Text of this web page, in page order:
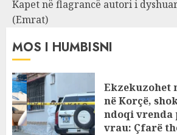
Kapet në flagrancë autori i
(Emrat)
MOS I HUMBISNI
Ekzekuzohet
në Korçë,
ndoqi vrenda
vrau: Çfarë